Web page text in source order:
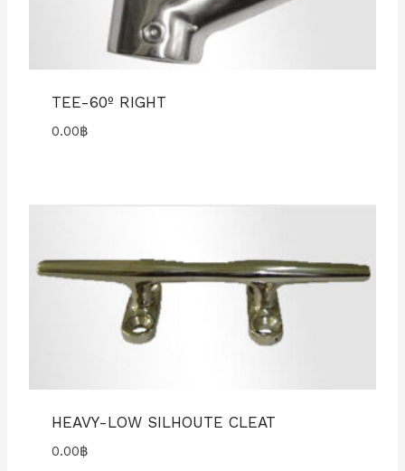
TEE-60º RIGHT
0.00฿
HEAVY-LOW SILHOUTE CLEAT
0.00฿